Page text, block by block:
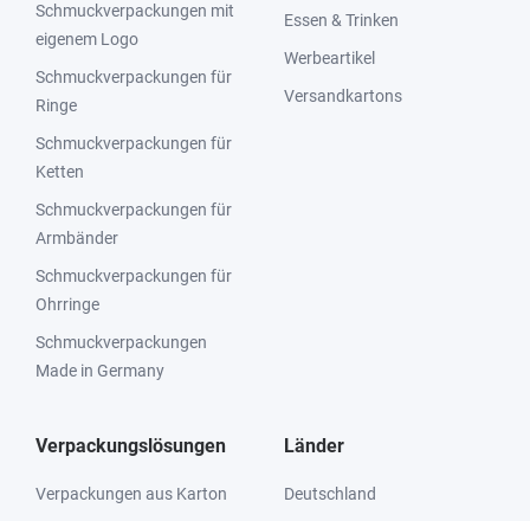
Schmuckverpackungen mit
eigenem Logo
Schmuckverpackungen für
Ringe
Schmuckverpackungen für
Ketten
Schmuckverpackungen für
Armbänder
Schmuckverpackungen für
Ohrringe
Schmuckverpackungen
Made in Germany
Essen & Trinken
Werbeartikel
Versandkartons
Verpackungslösungen
Verpackungen aus Karton
Länder
Deutschland